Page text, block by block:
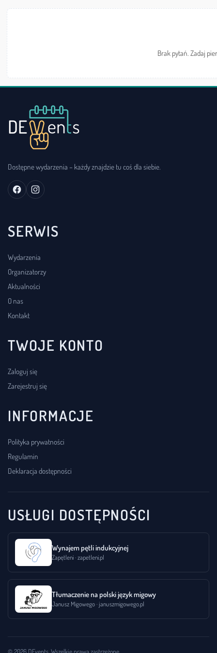
Brak pytań. Zadaj
Dostępne wydarzenia – każdy znajdzie tu coś dla siebie.
SERWIS
Wydarzenia
Organizatorzy
Aktualności
O nas
Kontakt
TWOJE KONTO
Zaloguj się
Zarejestruj się
INFORMACJE
Polityka prywatności
Regulamin
Deklaracja dostępności
USŁUGI DOSTĘPNOŚCI
Wynajem pętli indukcyjnej
Zapętleni · zapetleni.pl
Tłumaczenie na polski język migowy
Janusz Migowego · januszmigowego.pl
© 2026 DEvents. Wszelkie prawa zastrzeżone.